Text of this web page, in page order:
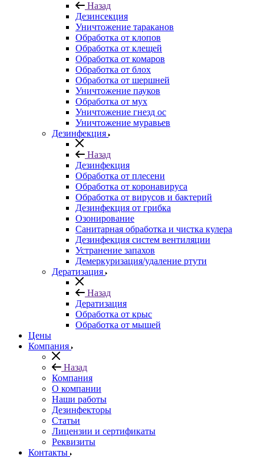
Назад
Дезинсекция
Уничтожение тараканов
Обработка от клопов
Обработка от клещей
Обработка от комаров
Обработка от блох
Обработка от шершней
Уничтожение пауков
Обработка от мух
Уничтожение гнезд ос
Уничтожение муравьев
Дезинфекция
Назад
Дезинфекция
Обработка от плесени
Обработка от коронавируса
Обработка от вирусов и бактерий
Дезинфекция от грибка
Озонирование
Санитарная обработка и чистка кулера
Дезинфекция систем вентиляции
Устранение запахов
Демеркуризация/удаление ртути
Дератизация
Назад
Дератизация
Обработка от крыс
Обработка от мышей
Цены
Компания
Назад
Компания
О компании
Наши работы
Дезинфекторы
Статьи
Лицензии и сертификаты
Реквизиты
Контакты